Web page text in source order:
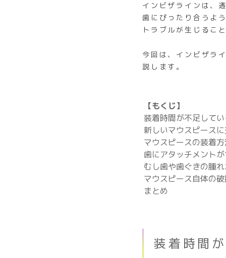
インビザラインは、
歯にぴったり合うよ
トラブルが生じるこ
今回は、インビザラ
説します。
【もくじ】
装着時間が不足して
新しいマウスピース
マウスピースの装着
歯にアタッチメント
むし歯や歯ぐきの腫
マウスピース自体の
まとめ
装着時間